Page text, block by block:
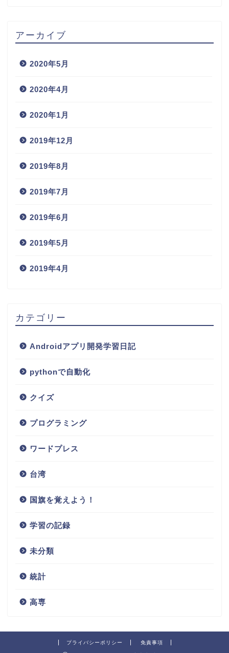
アーカイブ
2020年5月
2020年4月
2020年1月
2019年12月
2019年8月
2019年7月
2019年6月
2019年5月
2019年4月
カテゴリー
Androidアプリ開発学習日記
pythonで自動化
クイズ
プログラミング
ワードプレス
台湾
国旗を覚えよう！
学習の記録
未分類
統計
高専
プライバシーポリシー 免責事項